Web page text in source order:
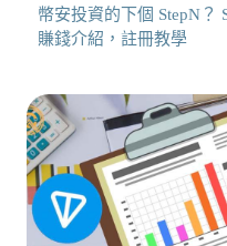
幣安投資的下個 StepN？
賺錢介紹，註冊教學